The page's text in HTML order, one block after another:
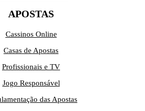
APOSTAS
Cassinos Online
Casas de Apostas
Profissionais e TV
Jogo Responsável
das Apostas